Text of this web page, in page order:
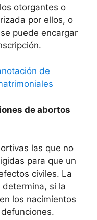
otorgantes o
por ellos, o
puede encargar
de
de abortos
las que no
para que un
civiles. La
si la
los nacimientos